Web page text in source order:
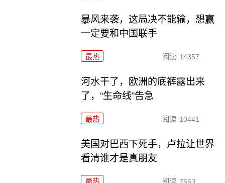
暴风来袭，这局决不能输，想赢
一定要和中国联手
最热 阅读 14357
河水干了，欧洲的底裤露出来
了，“生命线”告急
最热 阅读 10441
美国对巴西下死手，卢拉让世界
看清谁才是真朋友
最热 阅读 7653